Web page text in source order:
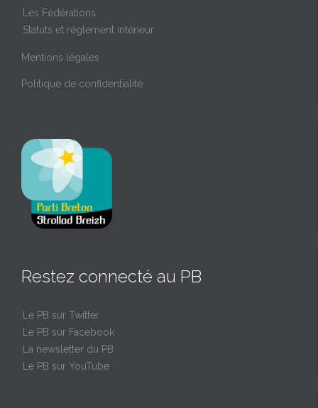
Les Fédérations
Statuts et réglement intérieur
Mentions légales
Politique de confidentialité
Restez connecté au PB
Le PB sur Twitter
Le PB sur Facebook
La newsletter du PB
Le PB sur YouTube